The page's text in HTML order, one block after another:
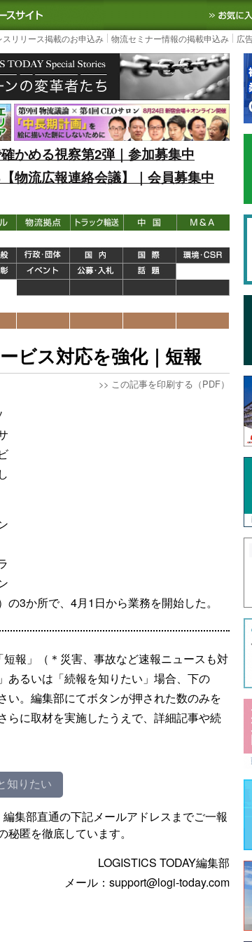
国内最大の物流ニュースサイト3PL, SCMなど国内外の最
リリース掲載のお申込み 物流セミナー情報の掲載申込み 広
かめる視察第2弾｜参加募集中
物流広報連絡会議】｜会員募集中
ビス対応を強化｜短報
>> この記事を印刷する（PDF）
3か所で、4月1日から業務を開始した。
報」（＊災害、事故など速報ニュースも対
あるいは「続報を知りたい」場合、下の
い。編集部にてボタンが押された数のみを
らに取材を実施したうえで、詳細記事や続
知りたい
集部直通の下記メールアドレスまでご一報
匿を徹底しています。
LOGISTICS TODAY編集部
メール：support@logi-today.com